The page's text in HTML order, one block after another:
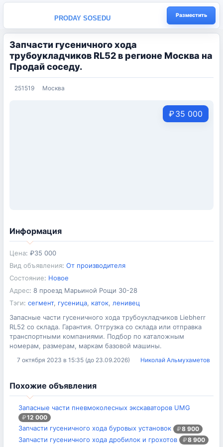
PRODAY SOSEDU Разместить
Запчасти гусеничного хода
трубоукладчиков RL52 в регионе Москва на
Продай соседу.
251519 Москва
₽35 000
Информация
Цена: ₽35 000
Вид объявления: От производителя
Состояние: Новое
Адрес: 8 проезд Марьиной Рощи 30-28
Тэги: сегмент, гусеница, каток, ленивец
Запасные части гусеничного хода трубоукладчиков Liebherr
RL52 со склада. Гарантия. Отгрузка со склада или отправка
транспортными компаниями. Подбор по каталожным
номерам, размерам, маркам базовой машины.
7 октября 2023 в 15:35 (до 23.09.2026) Николай Альмухаметов
Похожие объявления
Запасные части пневмоколесных экскаваторов UMG
₽12 000
Запчасти гусеничного хода буровых установок ₽8 900
Запчасти гусеничного хода дробилок и грохотов ₽8 900